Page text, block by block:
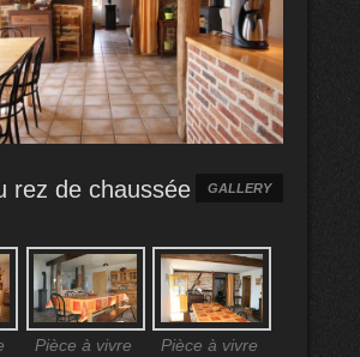
rez de chaussée GALLERY
Pièce à vivre Pièce à vivre